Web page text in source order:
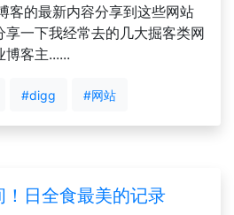
客的最新内容分享到这些网站
一下我经常去的几大掘客类网
客主......
#digg #网站
日全食最美的记录